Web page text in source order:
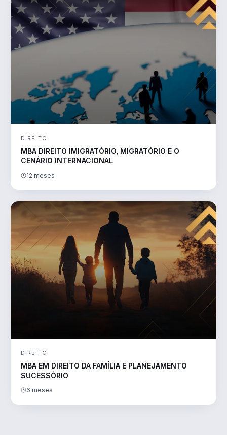
DIREITO
MBA DIREITO IMIGRATÓRIO, MIGRATÓRIO E O
CENÁRIO INTERNACIONAL
12 meses
DIREITO
MBA EM DIREITO DA FAMÍLIA E PLANEJAMENTO
SUCESSÓRIO
6 meses